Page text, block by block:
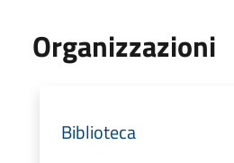
Organizzazioni
Biblioteca